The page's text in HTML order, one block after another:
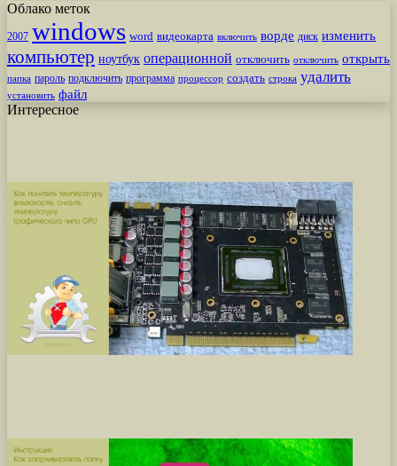
Облако меток
2007 windows word видеокарта включить ворде диск изменить
компьютер ноутбук операционной отключить отключить открыть
папка пароль подключить программа процессор создать строка удалить
установить файл
Интересное